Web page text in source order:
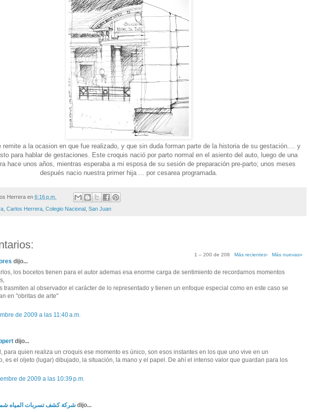
remite a la ocasion en que fue realizado, y que sin duda forman parte de la historia de su gestación.... y
para hablar de gestaciones. Este croquis nació por parto normal en el asiento del auto, luego de una
hace unos años, mientras esperaba a mi esposa de su sesión de preparación pre-parto; unos meses
después nacio nuestra primer hija ... por cesarea programada.
Herrera en 6:16 p.m.
, Carlos Herrera, Colegio Nacional , San Juan
1 – 200 de 208 Más recientes› Más nuevas»
dijo...
los bocetos tienen para el autor ademas esa enorme carga de sentimiento de recordarnos momentos
trasmiten al observador el carácter de lo representado y tienen un enfoque especial como en este caso se
en "obritas de arte"
de 2009 a las 11:40 a.m.
dijo...
para quien realiza un croquis ese momento es único, son esos instantes en los que uno vive en un
es el oljeto (lugar) dibujado, la situación, la mano y el papel. De ahí el intenso valor que guardan para los
de 2009 a las 10:39 p.m.
شركة كشف تسربات المياه dijo...